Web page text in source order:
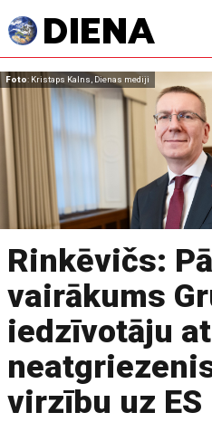
Foto: Kristaps Kalns, Dienas mediji
Rinkēvičs:
vairākums
iedzīvotāju
virzību uz ES